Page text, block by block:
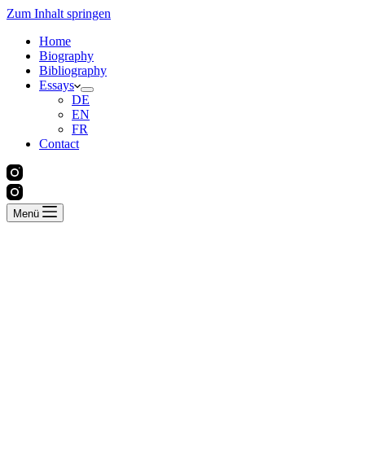
Zum Inhalt springen
Home
Biography
Bibliography
Essays
DE
EN
FR
Contact
Menü